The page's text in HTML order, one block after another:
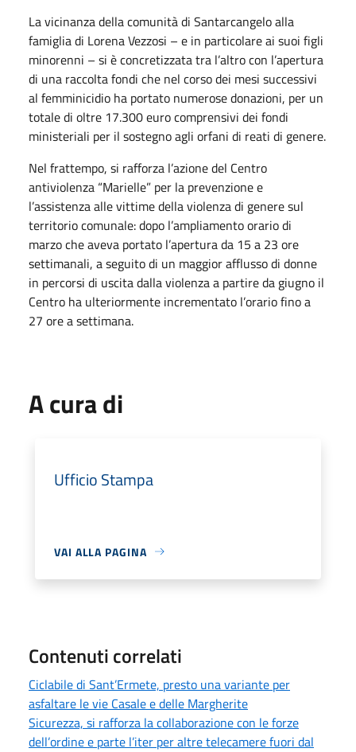
La vicinanza della comunità di Santarcangelo alla
famiglia di Lorena Vezzosi – e in particolare ai suoi figli
minorenni – si è concretizzata tra l’altro con l’apertura
di una raccolta fondi che nel corso dei mesi successivi
al femminicidio ha portato numerose donazioni, per un
totale di oltre 17.300 euro comprensivi dei fondi
ministeriali per il sostegno agli orfani di reati di genere.
Nel frattempo, si rafforza l’azione del Centro
antiviolenza “Marielle” per la prevenzione e
l’assistenza alle vittime della violenza di genere sul
territorio comunale: dopo l’ampliamento orario di
marzo che aveva portato l’apertura da 15 a 23 ore
settimanali, a seguito di un maggior afflusso di donne
in percorsi di uscita dalla violenza a partire da giugno il
Centro ha ulteriormente incrementato l’orario fino a
27 ore a settimana.
A cura di
Ufficio Stampa
VAI ALLA PAGINA
Contenuti correlati
Ciclabile di Sant’Ermete, presto una variante per
asfaltare le vie Casale e delle Margherite
Sicurezza, si rafforza la collaborazione con le forze
dell’ordine e parte l’iter per altre telecamere fuori dal